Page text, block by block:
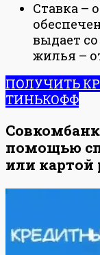
Ставка –
выдает со
жилья –
ПОЛУЧИТЬ
ТИНЬКОФФ
помощью
или картой